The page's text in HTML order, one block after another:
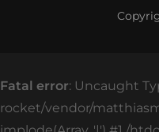
Fatal error: Uncaught
rocket/vendor/